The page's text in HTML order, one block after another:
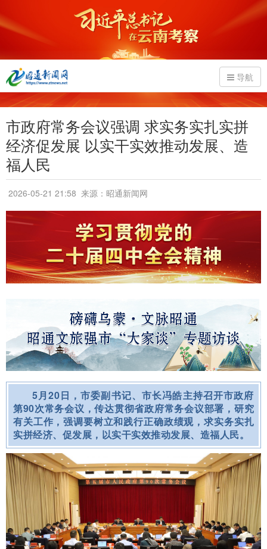
导航
市政府常务会议强调 求实务实扎实拼
经济促发展 以实干实效推动发展、造
福人民
2026-05-21 21:58 来源：昭通新闻网
5月20日，市委副书记、市长冯皓主持召开市政府
第90次常务会议，传达贯彻省政府常务会议部署，研究
有关工作，强调要树立和践行正确政绩观，求实务实扎
实拼经济、促发展，以实干实效推动发展、造福人民。